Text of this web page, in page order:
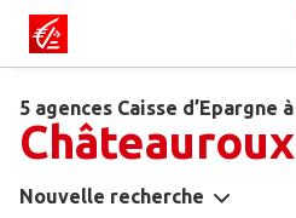
5 agences Caisse d’Epargne à
Châteauroux
Nouvelle recherche